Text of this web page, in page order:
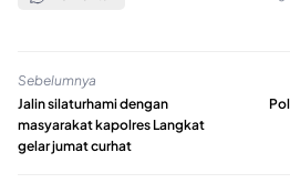
Sebelumnya
Jalin silaturhami dengan
masyarakat kapolres Langkat
gelar jumat curhat